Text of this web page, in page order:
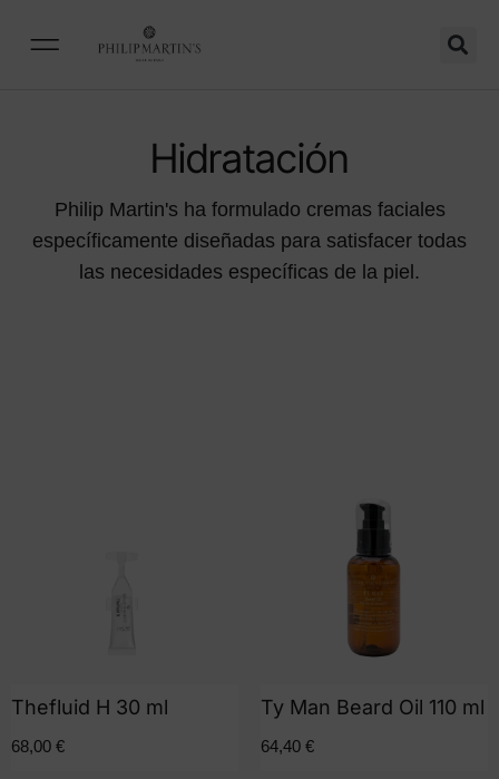
Hidratación
Philip Martin's ha formulado cremas faciales
específicamente diseñadas para satisfacer todas
las necesidades específicas de la piel.
Thefluid H 30 ml
68,00 €
Ty Man Beard Oil 110 ml
64,40 €